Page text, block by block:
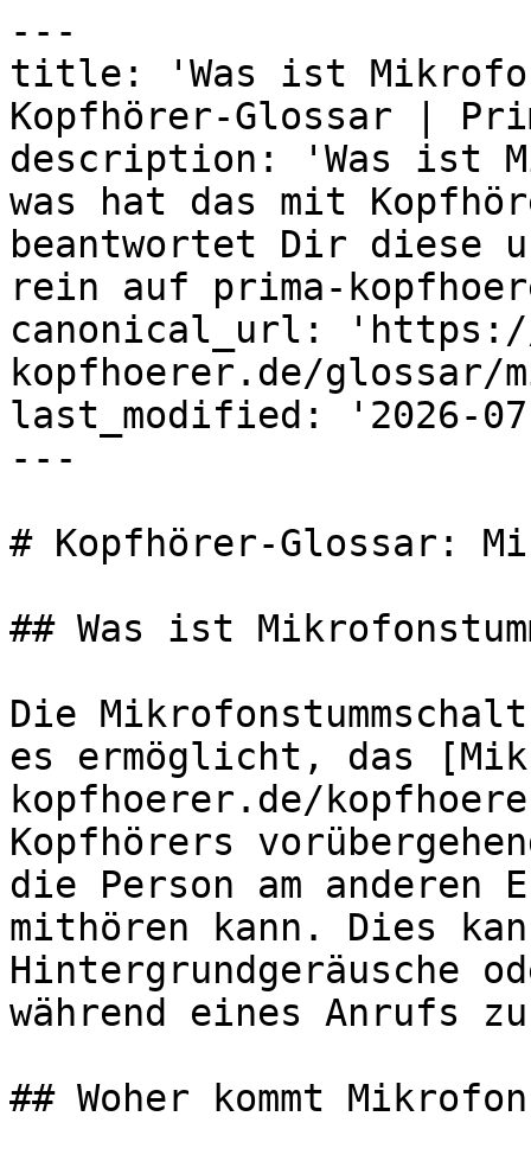
---
title: 'Was ist
Kopfhörer-Glossar |
description: 'Was ist
was hat das mit
beantwortet Dir diese
rein auf prima-
canonical_url: 'https://
kopfhoerer.de/glossar/
last_modified: '2026-
---
# Kopfhörer-Glossar:
## Was ist
Die
es ermöglicht, das
kopfhoerer.de/
Kopfhörers
die Person am anderen
mithören kann. Dies
Hintergrundgeräusche
während eines Anrufs
## Woher kommt